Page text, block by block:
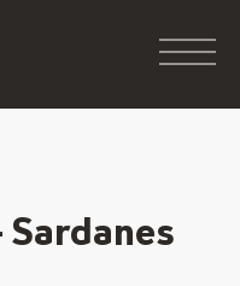
Sardanes